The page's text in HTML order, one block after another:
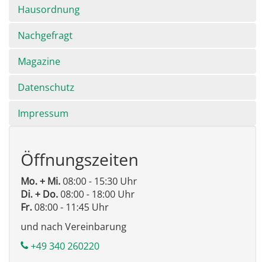
Hausordnung
Nachgefragt
Magazine
Datenschutz
Impressum
Öffnungszeiten
Mo. + Mi.08:00 - 15:30 Uhr
Di. + Do.08:00 - 18:00 Uhr
Fr.08:00 - 11:45 Uhr
und nach Vereinbarung
+49 340 260220